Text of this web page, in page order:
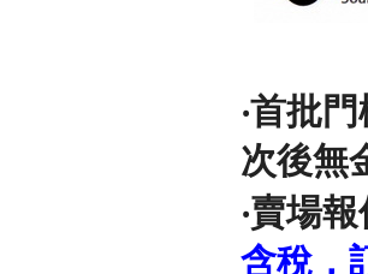
‧首批門
次後無
‧賣場
含稅，